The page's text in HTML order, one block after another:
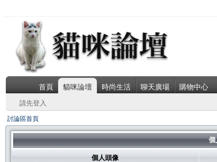
首頁 貓咪論壇 時尚生活 聊天廣場 購物中心
請先登入
討論區首頁
個人頭像